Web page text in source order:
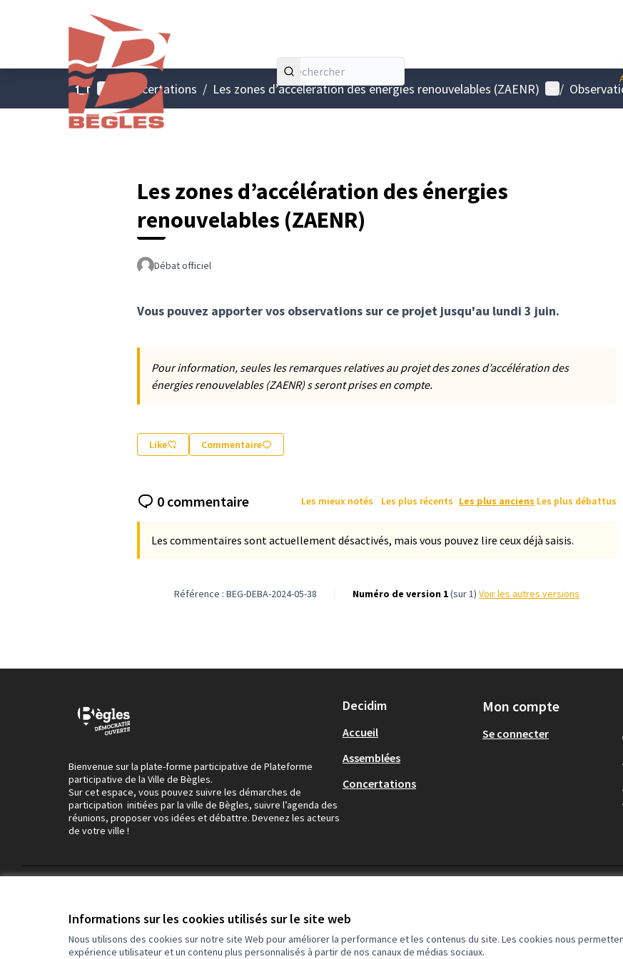
Informations sur les cookies utilisés sur le site web
Nous utilisons des cookies sur notre site Web pour améliorer la performance et les contenus du site. Les cookies nous
expérience utilisateur et un contenu plus personnalisés à partir de nos canaux de médias sociaux.
AccueilMenu principal
Concertations / Les zones d’accélération des énergies renouvelables (ZAENR) Menu
/
Les zones d’accélération des énergies
renouvelables (ZAENR)
Débat officiel
Vous pouvez apporter vos observations sur ce projet jusqu'au lundi 3 juin.
Pour information, seules les remarques relatives au projet des zones d’accélération des
énergies renouvelables (ZAENR) s seront prises en compte.
Like Commentaire
0 commentaire Les mieux notés Les plus récents Les plus anciens Les plus débattus
Les commentaires sont actuellement désactivés, mais vous pouvez lire ceux déjà saisis.
Référence : BEG-DEBA-2024-05-38 Numéro de version 1(sur 1) voir les autres versions
Bienvenue sur la plate-forme participative de Plateforme
participative de la Ville de Bègles.
Sur cet espace, vous pouvez suivre les démarches de
participation initiées par la ville de Bègles, suivre l’agenda des
réunions, proposer vos idées et débattre. Devenez les acteurs
de votre ville !
Decidim
Accueil
Assemblées
Concertations
Mon compte
Se connecter